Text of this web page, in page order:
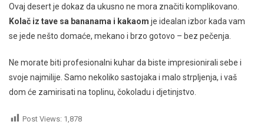
Ovaj desert je dokaz da ukusno ne mora značiti komplikovano.
Kolač iz tave sa bananama i kakaom je idealan izbor kada vam
se jede nešto domaće, mekano i brzo gotovo – bez pečenja.
Ne morate biti profesionalni kuhar da biste impresionirali sebe i
svoje najmilije. Samo nekoliko sastojaka i malo strpljenja, i vaš
dom će zamirisati na toplinu, čokoladu i djetinjstvo.
Post Views: 1,878